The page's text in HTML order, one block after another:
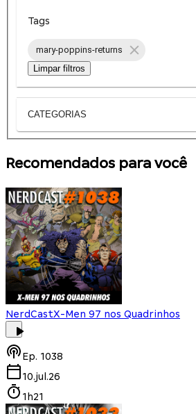
Tags
mary-poppins-returns
Limpar filtros
CATEGORIAS
Recomendados para você
NerdCastX-Men 97 nos Quadrinhos
Ep. 1038
10.jul.26
1h21